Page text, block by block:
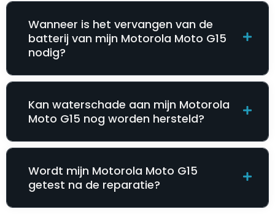
Wanneer is het vervangen van de
batterij van mijn Motorola Moto G15
nodig?
Kan waterschade aan mijn Motorola
Moto G15 nog worden hersteld?
Wordt mijn Motorola Moto G15
getest na de reparatie?